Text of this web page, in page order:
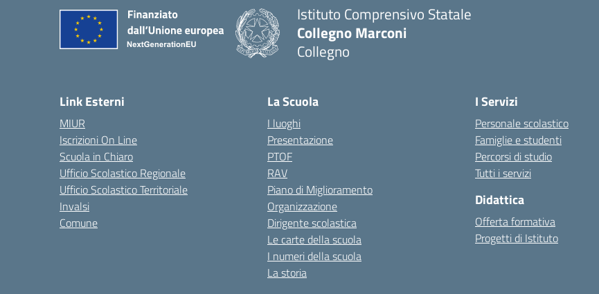
Istituto Comprensivo Statale
Collegno Marconi
Collegno
Link Esterni
MIUR
Iscrizioni On Line
Scuola in Chiaro
Ufficio Scolastico Regionale
Ufficio Scolastico Territoriale
Invalsi
Comune
La Scuola
I luoghi
Presentazione
PTOF
RAV
Piano di Miglioramento
Organizzazione
Dirigente scolastica
Le carte della scuola
I numeri della scuola
La storia
I Servizi
Personale scolastico
Famiglie e studenti
Percorsi di studio
Tutti i servizi
Didattica
Offerta formativa
Progetti di Istituto